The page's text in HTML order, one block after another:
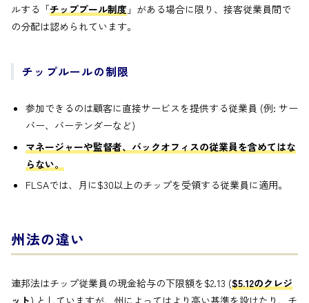
ルする「チッププール制度 」がある場合に限り、接客従業員間で
の分配は認められています。
チップルールの制限
参加できるのは顧客に直接サービスを提供する従業員 (例: サー
バー、バーテンダーなど)
マネージャーや監督者、バックオフィスの従業員を含めてはな
らない。
FLSAでは、月に$30以上のチップを受領する従業員に適用。
州法の違い
連邦法はチップ従業員の現金給与の下限額を$2.13 ($5.12のクレジ